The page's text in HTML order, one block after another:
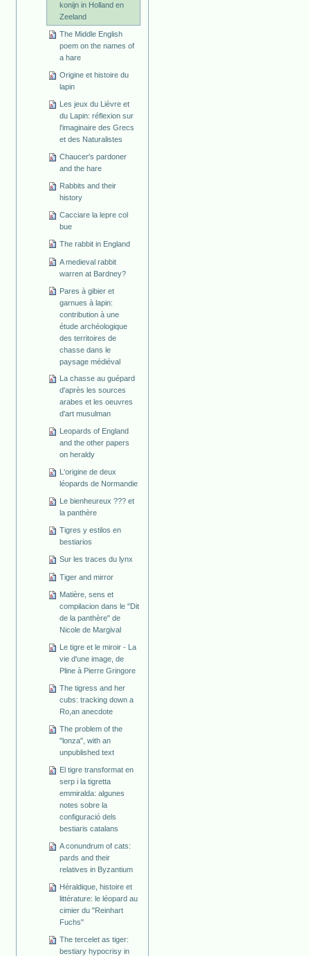
konijn in Holland en
Zeeland
The Middle English
poem on the names of
a hare
Origine et histoire du
lapin
Les jeux du Lièvre et
du Lapin: réflexion sur
l'imaginaire des Grecs
et des Naturalistes
Chaucer's pardoner
and the hare
Rabbits and their
history
Cacciare la lepre col
bue
The rabbit in England
A medieval rabbit
warren at Bardney?
Pares à gibier et
garnues à lapin:
contribution à une
étude archéologique
des territoires de
chasse dans le
paysage médiéval
La chasse au guépard
d'après les sources
arabes et les oeuvres
d'art musulman
Leopards of England
and the other papers
on heraldy
L'origine de deux
léopards de Normandie
Le bienheureux ??? et
la panthère
Tigres y estilos en
bestiarios
Sur les traces du lynx
Tiger and mirror
Matière, sens et
compilacion dans le "Dit
de la panthère" de
Nicole de Margival
Le tigre et le miroir - La
vie d'une image, de
Pline à Pierre Gringore
The tigress and her
cubs: tracking down a
Ro,an anecdote
The problem of the
"lonza", with an
unpublished text
El tigre transformat en
serp i la tigretta
emmiralda: algunes
notes sobre la
configuració dels
bestiaris catalans
A conundrum of cats:
pards and their
relatives in Byzantium
Héraldique, histoire et
littérature: le léopard au
cimier du "Reinhart
Fuchs"
The tercelet as tiger:
bestiary hypocrisy in